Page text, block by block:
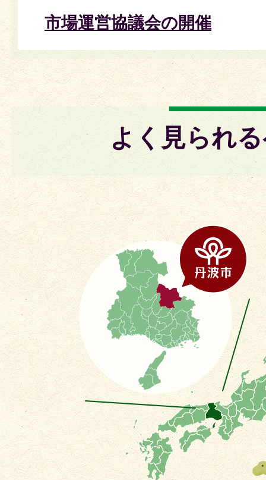
市場運営協議会の開催
よく見られ